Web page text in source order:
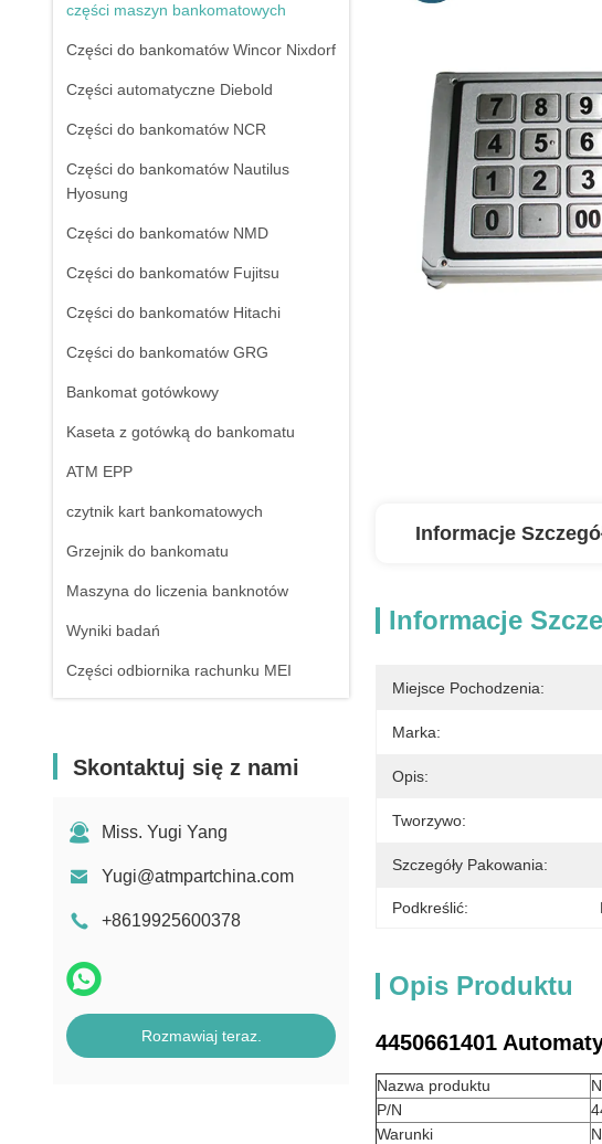
części maszyn bankomatowych
Części do bankomatów Wincor Nixdorf
Części automatyczne Diebold
Części do bankomatów NCR
Części do bankomatów Nautilus
Hyosung
Części do bankomatów NMD
Części do bankomatów Fujitsu
Części do bankomatów Hitachi
Części do bankomatów GRG
Bankomat gotówkowy
Kaseta z gotówką do bankomatu
ATM EPP
czytnik kart bankomatowych
Grzejnik do bankomatu
Maszyna do liczenia banknotów
Wyniki badań
Części odbiornika rachunku MEI
Skontaktuj się z nami
Miss. Yugi Yang
Yugi@atmpartchina.com
+8619925600378
Rozmawiaj teraz.
Informacje
Informacje
Miejsce Pochodzenia:
Marka:
Opis:
Tworzywo:
Szczegóły Pakowania:
Podkreślić:
Opis Produktu
4450661401
Nazwa produktu
P/N
Warunki